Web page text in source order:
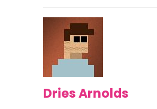
Dries Arnolds